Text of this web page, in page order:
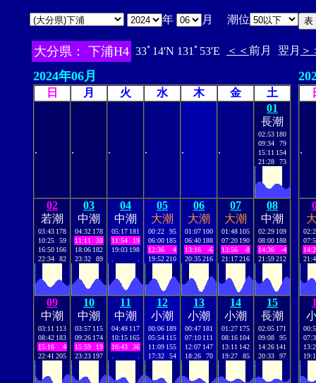
年 月 潮位
大分県： 下浦H4 33ﾟ14'N 131ﾟ53'E ＜＜ 前月 翌月 ＞
2024年06月
日 月 火 水 木 金 土
. . . . . .
01
長潮
02:53 180
09:34
79
15:11 154
21:28
73
02
若潮
03:43 178
10:25
59
16:50 166
22:34
82
03
中潮
04:32 178
11:11
38
18:06 182
23:32
89
04
中潮
05:17 181
11:54
19
19:03 198
05
大潮
00:22
95
06:00 185
12:36
4
19:52210
06
大潮
01:07 100
06:40 188
13:16
-6
20:35216
07
大潮
01:48 105
07:20 190
13:56
-8
21:17216
08
中潮
02:29 109
08:00 188
14:36
-4
21:59212
09
中潮
03:11 113
08:42 183
15:16
4
22:41 205
10
中潮
03:57 115
09:26 174
15:59
19
23:23 197
11
中潮
04:49 117
10:15 165
16:43
36
12
小潮
00:06 189
05:54 115
11:09 155
17:32
54
13
小潮
00:47 181
07:10 111
12:07 147
18:26
70
14
小潮
01:27 175
08:16 104
13:11 142
19:27
85
15
長潮
02:05 171
09:08
95
14:26 141
20:33
97
.